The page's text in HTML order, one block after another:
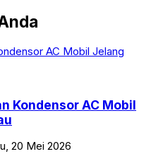
Kondensor AC Mobil
20 Mei 2026